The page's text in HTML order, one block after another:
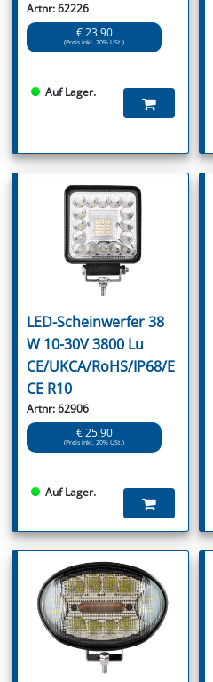
Artnr: 62226
€ 23.90
(Preis inkl. 20% USt.)
Auf Lager.
LED-Scheinwerfer 38
W 10-30V 3800 Lu
CE/UKCA/RoHS/IP68/E
CE R10
Artnr: 62906
€ 25.90
(Preis inkl. 20% USt.)
Auf Lager.